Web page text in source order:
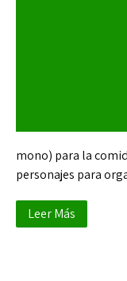
mono) para la
personajes para
Leer Más